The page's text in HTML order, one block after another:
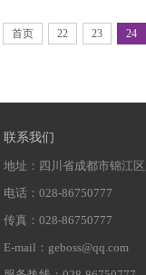
首页 22 23 24
联系我们
地址：四川省成都市锦江
电话：028-86750777
传真：028-86750777
E-mail：geboss@qq.com